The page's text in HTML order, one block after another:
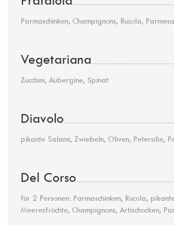
Parmaschinken, Champignons, Rucola,
Vegetariana
Zucchini, Aubergine, Spinat
Diavolo
pikante Salami, Zwiebeln, Oliven, Petersilie,
Del Corso
für 2 Personen: Parmaschinken, Rucola,
Meeresfrüchte, Champignons, Artischocken,